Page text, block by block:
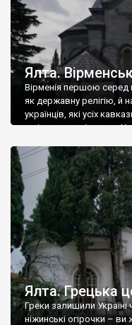
Ялта.
Вірменія першою серед
як державну релігію, й
українців, які усіх
є відданими вірянами
Ялта. Грецька
Греки залишили
ніжинські огірочки – ви